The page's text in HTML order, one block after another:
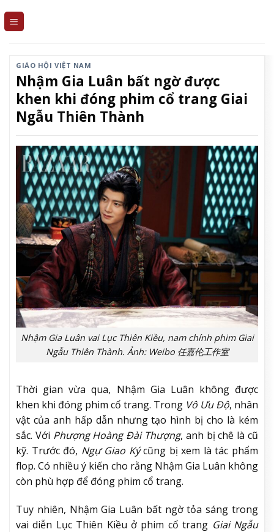
GIÁO HỘI VIỆT NAM
Nhậm Gia Luân bất ngờ được
khen khi đóng phim cổ trang Giai
Ngẫu Thiên Thành
Nhậm Gia Luân vai Lục Thiên Kiều, nam chính phim Giai
Ngẫu Thiên Thành. Ảnh: Weibo 任嘉伦工作室
Thời gian vừa qua, Nhậm Gia Luân không được
khen khi đóng phim cổ trang. Trong Vô Ưu Độ, nhân
vật của anh hấp dẫn nhưng tạo hình bị cho là kém
sắc. Với Phượng Hoàng Đài Thượng, anh bị chê là cũ
kỹ. Trước đó, Ngự Giao Kýcũng bị xem là tác phẩm
flop. Có nhiều ý kiến cho rằng Nhậm Gia Luân không
còn phù hợp để đóng phim cổ trang.
Tuy nhiên, Nhậm Gia Luân bất ngờ tỏa sáng trong
vai diễn Lục Thiên Kiều ở phim cổ trang Giai Ngẫu